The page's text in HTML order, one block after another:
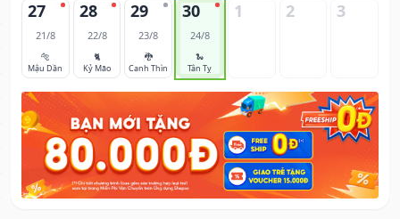
27
21/8
🐅
Mậu Dần
28
22/8
🐈
Kỷ Mão
29
23/8
🐉
Canh Thìn
30
24/8
🐍
Tân Tỵ
1 2 3